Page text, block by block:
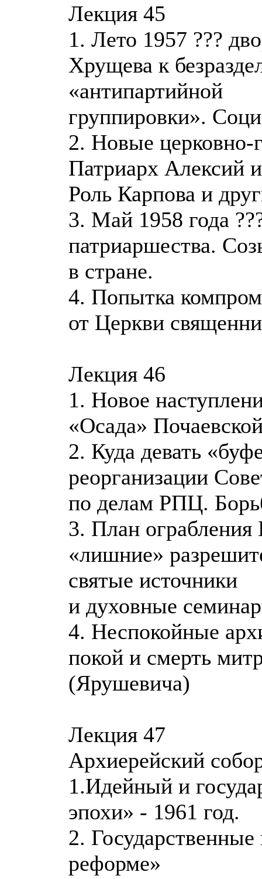
Лекция 45
1. Лето 1957 ???
Хрущева к
«антипартийной
группировки».
2. Новые церковно-
Патриарх Алексий
Роль Карпова и
3. Май 1958 года
патриаршества.
в стране.
4. Попытка
от Церкви
Лекция 46
1. Новое
«Осада»
2. Куда девать
реорганизации
по делам РПЦ.
3. План ограбления
«лишние»
святые источники
и духовные
4. Неспокойные
покой и смерть
(Ярушевича)
Лекция 47
Архиерейский
1.Идейный и
эпохи» - 1961 год.
2.
реформе»